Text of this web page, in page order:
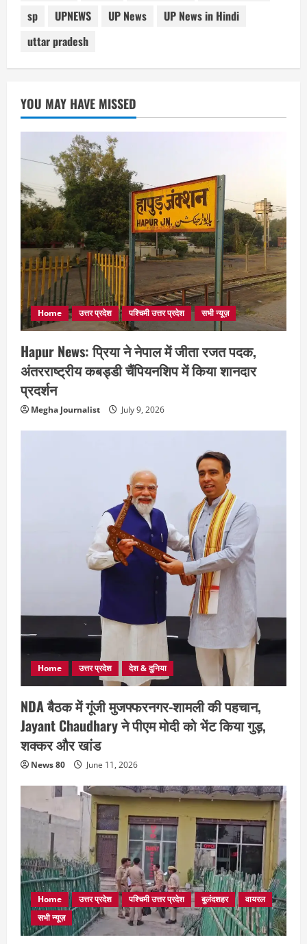
sp
UPNEWS UP News
UP News in Hindi
uttar pradesh
YOU MAY HAVE MISSED
Home उत्तर प्रदेश पश्चिमी उत्तर प्रदेश सभी न्यूज़
Hapur News: प्रिया ने नेपाल में जीता रजत पदक,
अंतरराष्ट्रीय कबड्डी चैंपियनशिप में किया शानदार
प्रदर्शन
Megha Journalist July 9, 2026
Home उत्तर प्रदेश देश & दुनिया
NDA बैठक में गूंजी मुजफ्फरनगर-शामली की पहचान,
Jayant Chaudhary ने पीएम मोदी को भेंट किया गुड़,
शक्कर और खांड
News 80 June 11, 2026
Home उत्तर प्रदेश पश्चिमी उत्तर प्रदेश बुलंदशहर
वायरल
सभी न्यूज़